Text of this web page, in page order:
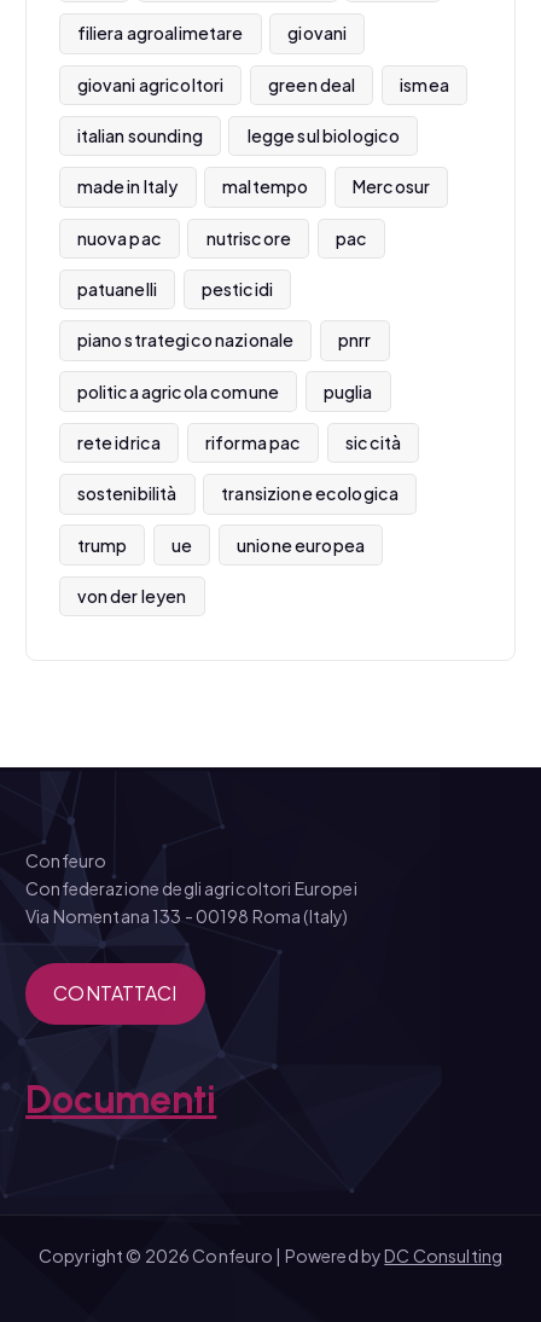
filiera agroalimetare giovani
giovani agricoltori green deal ismea
italian sounding legge sul biologico
made in Italy maltempo Mercosur
nuova pac nutriscore pac
patuanelli pesticidi
piano strategico nazionale pnrr
politica agricola comune puglia
rete idrica riforma pac siccità
sostenibilità transizione ecologica
trump ue unione europea
von der leyen
Confeuro
Confederazione degli agricoltori Europei
Via Nomentana 133 - 00198 Roma (Italy)
CONTATTACI
Documenti
Copyright © 2026 Confeuro | Powered byDC Consulting